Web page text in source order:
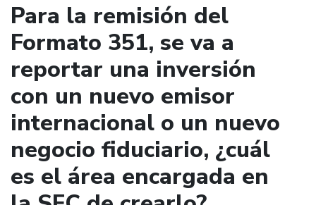
Para la remisión del
Formato 351, se va a
reportar una inversión
con un nuevo emisor
internacional o un nuevo
negocio fiduciario, ¿cuál
es el área encargada en